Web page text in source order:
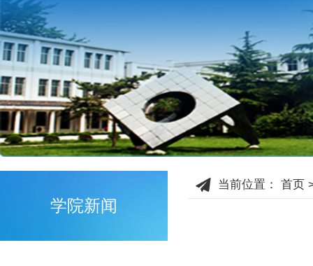
学院新闻
当前位置： 首页